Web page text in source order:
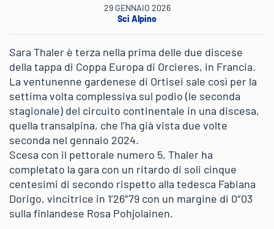
29 GENNAIO 2026
Sci Alpino
Sara Thaler è terza nella prima delle due discese
della tappa di Coppa Europa di Orcieres, in Francia.
La ventunenne gardenese di Ortisei sale così per la
settima volta complessiva sul podio (le seconda
stagionale) del circuito continentale in una discesa,
quella transalpina, che l’ha già vista due volte
seconda nel gennaio 2024.
Scesa con il pettorale numero 5, Thaler ha
completato la gara con un ritardo di soli cinque
centesimi di secondo rispetto alla tedesca Fabiana
Dorigo, vincitrice in 1’26″79 con un margine di 0″03
sulla finlandese Rosa Pohjolainen.